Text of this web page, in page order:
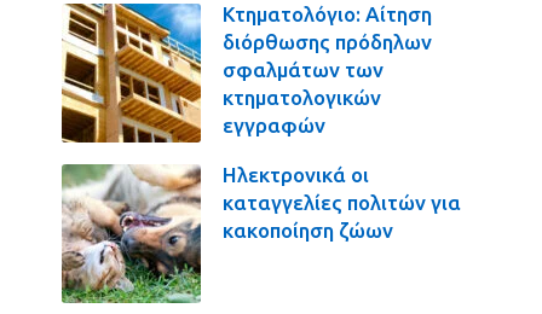
Κτηματολόγιο: Αίτηση
διόρθωσης πρόδηλων
σφαλμάτων των
κτηματολογικών
εγγραφών
Ηλεκτρονικά οι
καταγγελίες πολιτών για
κακοποίηση ζώων